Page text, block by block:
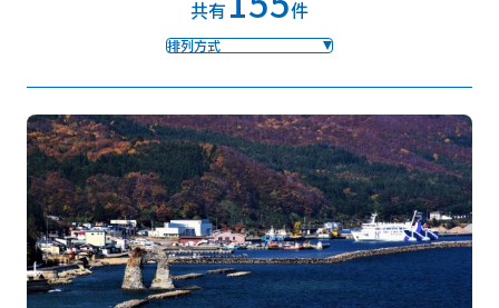
gram ube gram
视频
使用条款
关于我们
链接
语言
共有 件
排列方式